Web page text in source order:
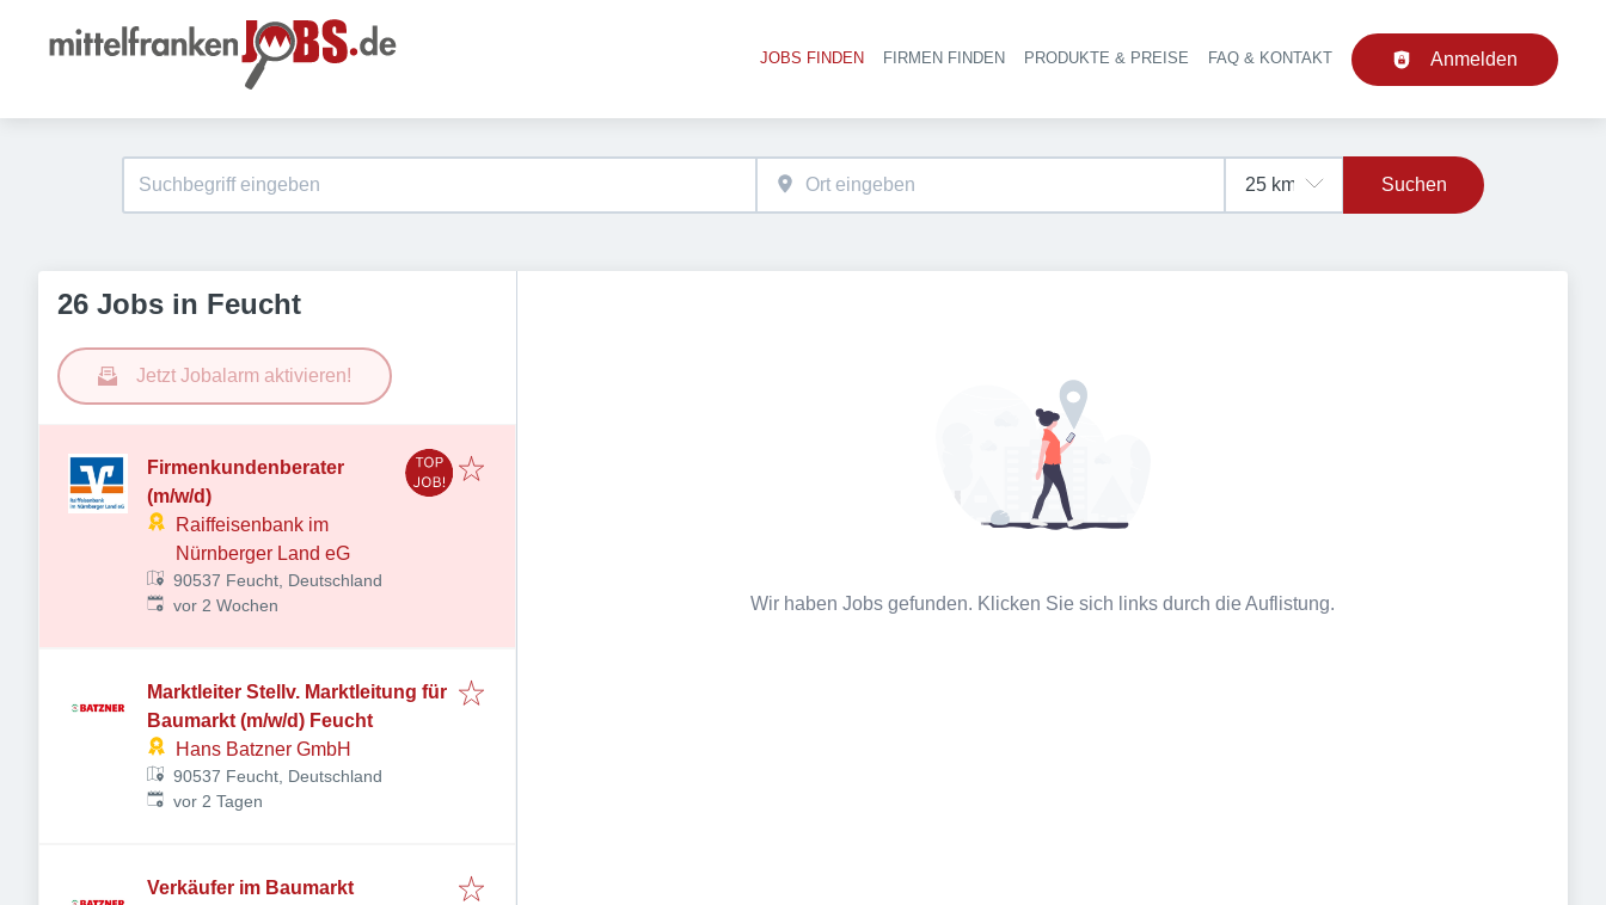
Haupt-Navigation
JOBS FINDEN FIRMEN FINDEN PRODUKTE & PREISE FAQ & KONTAKT Anmelden
Suchen
26 Jobs in Feucht
Jetzt Jobalarm aktivieren!
Firmenkundenberater
(m/w/d)
Raiffeisenbank im
Nürnberger Land eG
90537 Feucht, Deutschland
Veröffentlicht:
vor 2 Wochen
Marktleiter Stellv. Marktleitung für
Baumarkt (m/w/d) Feucht
Hans Batzner GmbH
90537 Feucht, Deutschland
Veröffentlicht:
vor 2 Tagen
Verkäufer im Baumarkt
Wir haben Jobs gefunden. Klicken Sie sich links durch die Auflistung.